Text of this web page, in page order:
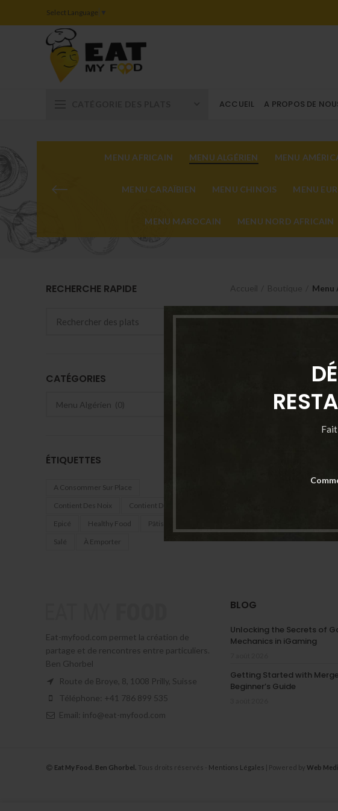
Select Language ▼
ACCUEIL A PROPOS DE
MENU AFRICAIN MENU ALGÉRIEN MENU
MENU CARAÏBIEN MENU CHINOIS MENU
MENU MAROCAIN MENU NORD AFRICAIN
Menu
RECHERCHE RAPIDE
CATÉGORIES
ÉTIQUETTES
A Consommer Sur Place
Contient Des Noix
Contient Du Gluten
Epicé
Healthy Food
Pâtisserie
Salé
À Emporter
Eat-myfood.com permet la création de
partage et de rencontres entre particuliers.
Ben Ghorbel
Route de Broye, 8, 1008 Prilly, Suisse
Téléphone: +41 786 899 535
Email: info@eat-myfood.com
BLOG
Unlocking the Secrets of
Mechanics in iGaming
Getting Started with Merge
Beginner’s Guide
Eat My Food. Ben Ghorbel. Tous droits réservés - Mentions Légales | Powered by Web